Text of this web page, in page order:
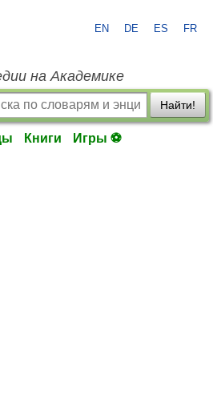
EN DE ES FR
на Академике
Найти!
Книги Игры ⚽